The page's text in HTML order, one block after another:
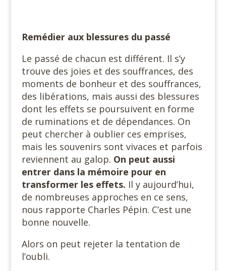
Remédier aux blessures du passé
Le passé de chacun est différent. Il s’y
trouve des joies et des souffrances, des
moments de bonheur et des souffrances,
des libérations, mais aussi des blessures
dont les effets se poursuivent en forme
de ruminations et de dépendances. On
peut chercher à oublier ces emprises,
mais les souvenirs sont vivaces et parfois
reviennent au galop. On peut aussi
entrer dans la mémoire pour en
transformer les effets. Il y aujourd’hui,
de nombreuses approches en ce sens,
nous rapporte Charles Pépin. C’est une
bonne nouvelle.
Alors on peut rejeter la tentation de
l’oubli.